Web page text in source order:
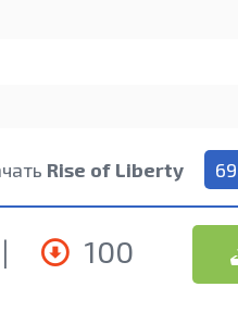
Rise of Liberty
| 100